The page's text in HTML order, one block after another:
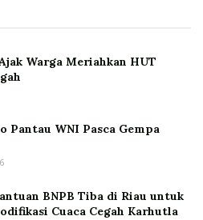
Warga Meriahkan HUT
Pantau WNI Pasca Gempa
BNPB Tiba di Riau untuk
Cuaca Cegah Karhutla